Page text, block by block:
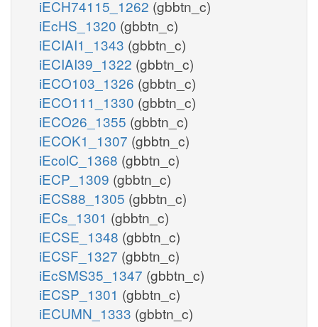
iECH74115_1262 (gbbtn_c)
iEcHS_1320 (gbbtn_c)
iECIAI1_1343 (gbbtn_c)
iECIAI39_1322 (gbbtn_c)
iECO103_1326 (gbbtn_c)
iECO111_1330 (gbbtn_c)
iECO26_1355 (gbbtn_c)
iECOK1_1307 (gbbtn_c)
iEcolC_1368 (gbbtn_c)
iECP_1309 (gbbtn_c)
iECS88_1305 (gbbtn_c)
iECs_1301 (gbbtn_c)
iECSE_1348 (gbbtn_c)
iECSF_1327 (gbbtn_c)
iEcSMS35_1347 (gbbtn_c)
iECSP_1301 (gbbtn_c)
iECUMN_1333 (gbbtn_c)